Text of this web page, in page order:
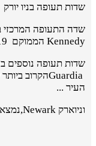
שדות תעופה בניו יורק
שדה התעופה המרכזי
Kennedy הממוקם
שדות תעופה נוספים
Guardiaהקרוב
העיר ...
וניוארק ,Newarkנמצא